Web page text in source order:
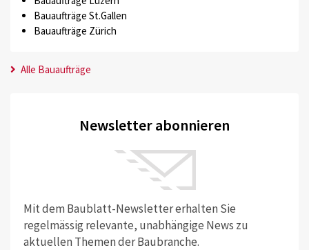
Bauaufträge St.Gallen
Bauaufträge Zürich
Alle Bauaufträge
Newsletter abonnieren
Mit dem Baublatt-Newsletter erhalten Sie
regelmässig relevante, unabhängige News zu
aktuellen Themen der Baubranche.